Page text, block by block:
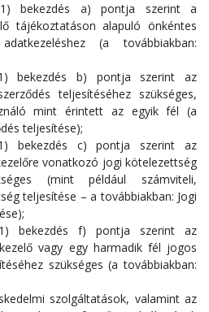
bekezdés a) pontja szerint a
tájékoztatáson alapuló önkéntes
(a továbbiakban:
bekezdés b) pontja szerint az
teljesítéséhez szükséges,
mint érintett az egyik fél (a
teljesítése);
bekezdés c) pontja szerint az
vonatkozó jogi kötelezettség
(mint például számviteli,
teljesítése – a továbbiakban: Jogi
bekezdés f) pontja szerint az
vagy egy harmadik fél jogos
szükséges (a továbbiakban:
szolgáltatások, valamint az